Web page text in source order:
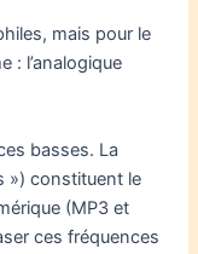
mais pour le
: l’analogique
basses. La
») constituent le
(MP3 et
ces fréquences